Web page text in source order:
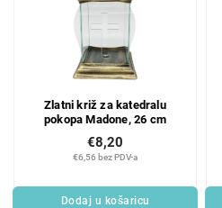
Zlatni križ za katedralu
pokopa Madone, 26 cm
€6,56 bez PDV-a
€8,20
Dodaj u košaricu